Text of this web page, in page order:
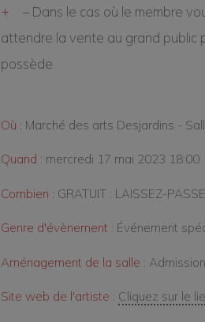
– Dans le cas où le membre
attendre la vente au grand public
possède.
Où : Marché des arts Desjardins -
Quand : mercredi 17 mai 2023 18:00
Combien : GRATUIT : LAISSEZ-
Genre d'évènement : Événement
Aménagement de la salle :
Site web de l'artiste : Cliquez sur le